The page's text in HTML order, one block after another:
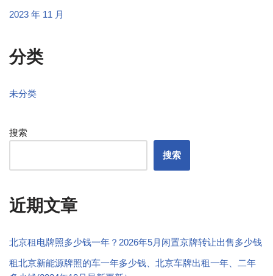
2023 年 11 月
分类
未分类
搜索
搜索
近期文章
北京租电牌照多少钱一年？2026年5月闲置京牌转让出售多少钱
租北京新能源牌照的车一年多少钱、北京车牌出租一年、二年